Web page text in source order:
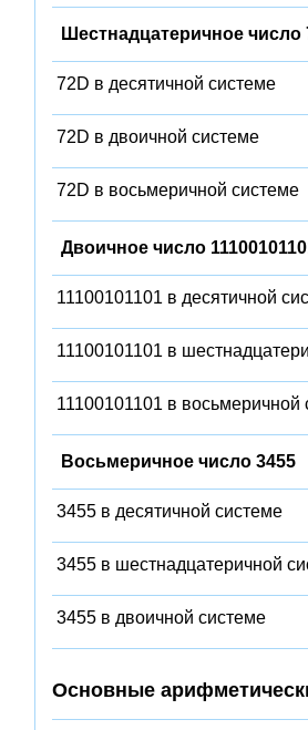
Шестнадцатеричное число
72D в десятичной системе
72D в двоичной системе
72D в восьмеричной системе
Двоичное число
11100101101 в десятичной
11100101101 в
11100101101 в восьмеричной
Восьмеричное число 3455
3455 в десятичной системе
3455 в шестнадцатеричной
3455 в двоичной системе
Основные